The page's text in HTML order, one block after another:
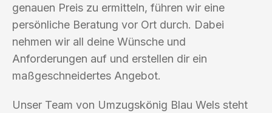
genauen Preis zu ermitteln, führen wir eine
persönliche Beratung vor Ort durch. Dabei
nehmen wir all deine Wünsche und
Anforderungen auf und erstellen dir ein
maßgeschneidertes Angebot.
Unser Team von Umzugskönig Blau Wels steht